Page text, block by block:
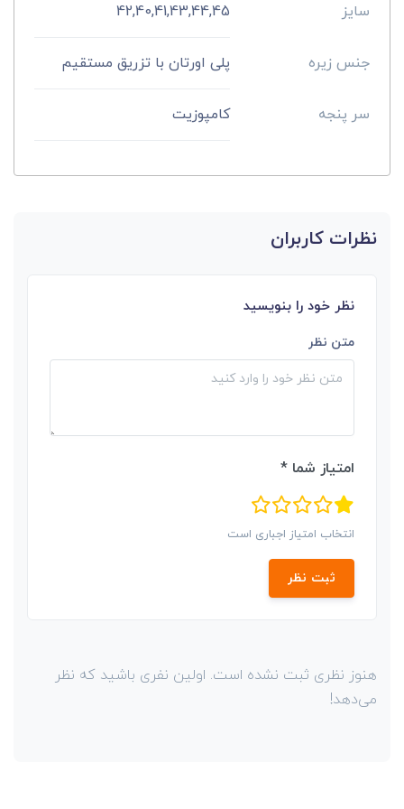
سایز 42,40,41,43,44,45
جنس زیره پلی اورتان با تزریق مستقیم
سر پنجه کامپوزیت
نظرات کاربران
نظر خود را بنویسید
متن نظر
امتیاز شما *
انتخاب امتیاز اجباری است
ثبت نظر
هنوز نظری ثبت نشده است. اولین نفری باشید که نظر
می‌دهد!